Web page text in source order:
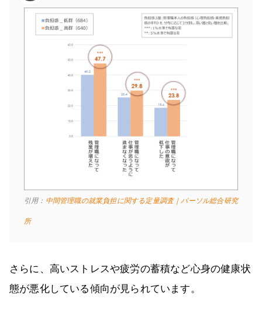
引用： 中間管理職の就業負担に関する定量調査｜パーソル総合研究
所
さらに、高いストレスや疲労の蓄積など心身の健康状
態が悪化している傾向が見られています。